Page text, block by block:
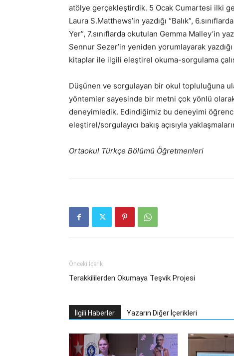
atölye gerçekleştirdik. 5 Ocak Cumartesi ilki
Laura S.Matthews’in yazdığı “Balık”,
Yer”, 7.sınıflarda okutulan Gemma Malley’in
Sennur Sezer’in yeniden yorumlayarak
kitaplar ile ilgili eleştirel okuma-sorgulama
Düşünen ve sorgulayan bir okul topluluğuna
yöntemler sayesinde bir metni çok yönlü
deneyimledik. Edindiğimiz bu deneyimi
eleştirel/sorgulayıcı bakış açısıyla
Ortaokul Türkçe Bölümü Öğretmenleri
Önceki İçerik
Terakkililerden Okumaya Teşvik Projesi
İlgili Haberler Yazarın Diğer İçerikleri